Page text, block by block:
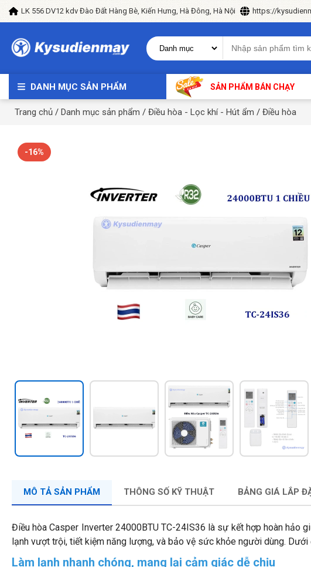
LK 556 DV12 kdv Đào Đất Hàng Bè, Kiến Hưng, Hà Đông, Hà Nội https://
DANH MỤC SẢN PHẨM SẢN PHẨM BÁN CHẠY
Trang chủ / Danh mục sản phẩm / Điều hòa - Lọc khí - Hút ẩm / Điều hòa
-16%
MÔ TẢ SẢN PHẨM THÔNG SỐ KỸ THUẬT BẢNG GIÁ LẮP
Điều hòa Casper Inverter 24000BTU TC-24IS36 là sự kết hợp hoàn hảo
lạnh vượt trội, tiết kiệm năng lượng, và bảo vệ sức khỏe người dùng.
Làm lạnh nhanh chóng, mang lại cảm giác dễ chịu